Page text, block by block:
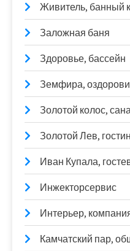
Живитель, банный
Заложная баня
Здоровье, бассейн
Земфира,
Золотой колос,
Золотой Лев,
Иван Купала,
Инжекторсервис
Интерьер,
Камчатский пар,